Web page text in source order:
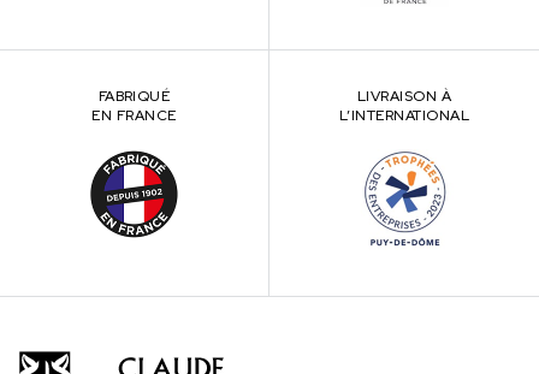
FABRIQUÉ
EN FRANCE
LIVRAISON À
L’INTERNATIONAL